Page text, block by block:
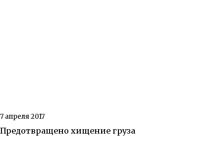
7 апреля 2017
Предотвращено хищение груза